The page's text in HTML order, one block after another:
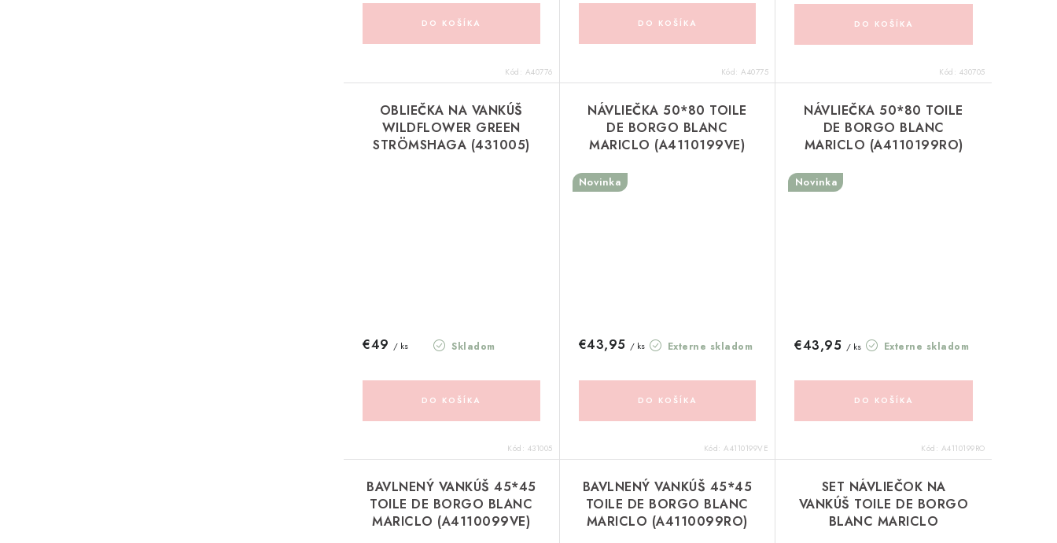
DO KOŠÍKA
Kód: A40776
DO KOŠÍKA
Kód:A40775
DO KOŠÍKA
Kód: 430705
OBLIEČKA NA VANKÚŠ
WILDFLOWER GREEN
STRÖMSHAGA (431005)
Skladom
€49 / ks
DO KOŠÍKA
Kód: 431005
NÁVLIEČKA 50*80 TOILE
DE BORGO BLANC
MARICLO (A4110199VE)
Novinka
Externe skladom
€43,95 / ks
DO KOŠÍKA
Kód:A4110199VE
NÁVLIEČKA 50*80 TOILE
DE BORGO BLANC
MARICLO (A4110199RO)
Novinka
Externe skladom
€43,95 / ks
DO KOŠÍKA
Kód: A4110199RO
BAVLNENÝ VANKÚŠ 45*45
TOILE DE BORGO BLANC
MARICLO (A4110099VE)
BAVLNENÝ VANKÚŠ 45*45
TOILE DE BORGO BLANC
MARICLO (A4110099RO)
SET NÁVLIEČOK NA
VANKÚŠ TOILE DE BORGO
BLANC MARICLO